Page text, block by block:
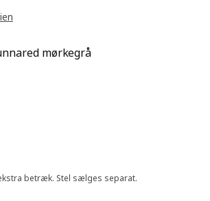
mørkegrå
5 Ud af 5 Stjerner. Anmeldelser i
betræk. Stel sælges separat.